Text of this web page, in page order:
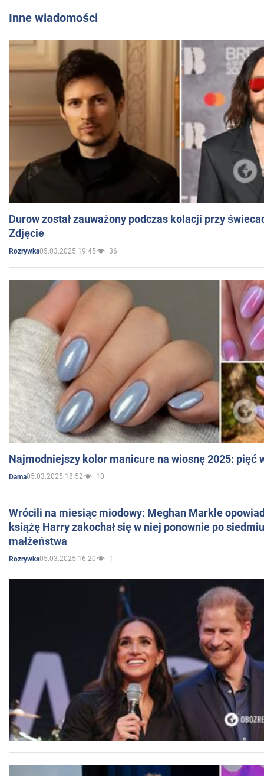
Inne wiadomości
Durow został zauważony podczas kolacji przy
Zdjęcie
Rozrywka05.03.2025 19:45 36
Najmodniejszy kolor manicure na wiosnę 2025: pięć
Dama05.03.2025 18:52 10
Wrócili na miesiąc miodowy: Meghan Markle
książę Harry zakochał się w niej ponownie po
małżeństwa
Rozrywka05.03.2025 16:20 1